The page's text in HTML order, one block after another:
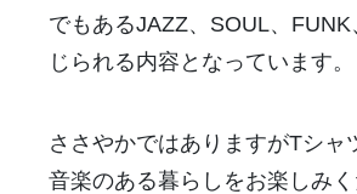
でもあるJAZZ、SOUL、
じられる内容となっています。
ささやかではありますがTシャ
音楽のある暮らしをお楽しみ